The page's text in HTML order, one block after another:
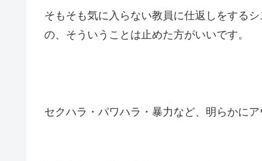
そもそも気に入らない教員に仕返しをする
の、そういうことは止めた方がいいです。
セクハラ・パワハラ・暴力など、明らかにア